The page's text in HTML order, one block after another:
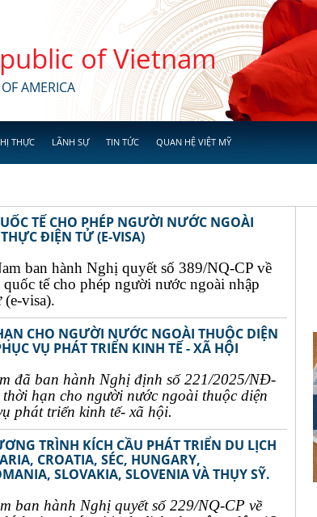
of Vietnam
AMERICA
THỰC LÃNH SỰ TIN TỨC QUAN HỆ VIỆT MỸ
TẾ CHO PHÉP NGƯỜI NƯỚC NGOÀI
ĐIỆN TỬ (E-VISA)
ban hành Nghị quyết số 389/NQ-CP về
tế cho phép người nước ngoài nhập
visa).
CHO NGƯỜI NƯỚC NGOÀI THUỘC DIỆN
VỤ PHÁT TRIỂN KINH TẾ - XÃ HỘI
đã ban hành Nghị định số 221/2025/NĐ-
hạn cho người nước ngoài thuộc diện
phát triển kinh tế- xã hội.
TRÌNH KÍCH CẦU PHÁT TRIỂN DU LỊCH
CROATIA, SÉC, HUNGARY,
SLOVAKIA, SLOVENIA VÀ THỤY SỸ.
ban hành Nghị quyết số 229/NQ-CP về